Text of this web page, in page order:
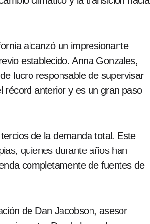
alcanzó un impresionante
establecido. Anna Gonzales,
lucro responsable de supervisar
récord anterior y es un gran paso
de la demanda total. Este
quienes durante años han
completamente de fuentes de
de Dan Jacobson, asesor